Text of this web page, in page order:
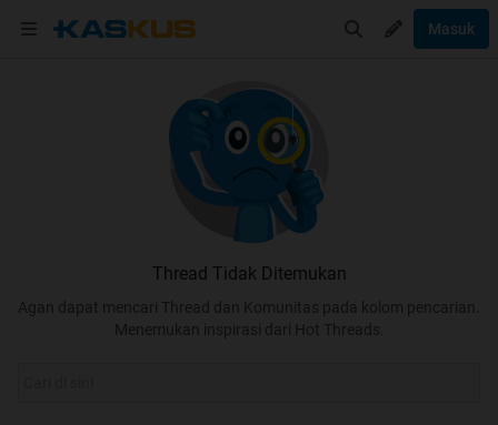
Masuk
Thread Tidak Ditemukan
Agan dapat mencari Thread dan Komunitas pada kolom pencarian.
Menemukan inspirasi dari Hot Threads.